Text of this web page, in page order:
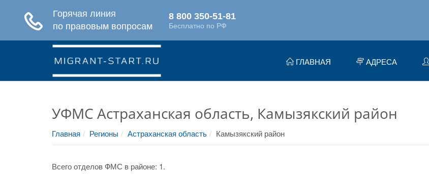
ГЛАВНАЯ АДРЕСА
УФМС Астраханская область, Камызякский район
Главная Регионы Астраханская область Камызякский район
Всего отделов ФМС в районе: 1.